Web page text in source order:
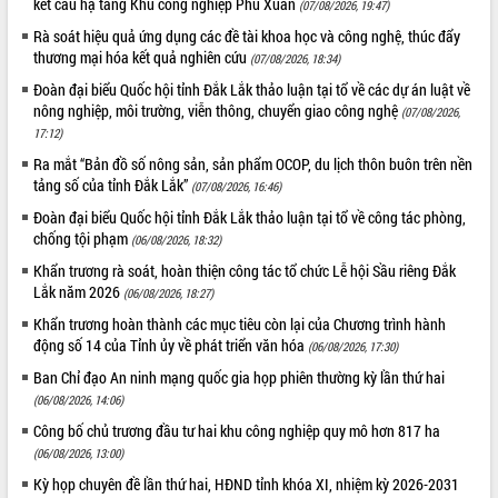
công tác cải cách thủ tục hành chính
tại Trung tâm Phục vụ hành chính
công tỉnh
Đắk Lắk: Tôn vinh 46 giải pháp tại Hội
thi Sáng tạo Kỹ thuật 2024 - 2025
Đắk Lắk rà soát, điều chỉnh Đề án 190
về phát triển nuôi trồng thủy sản
Phó Chủ tịch UBND tỉnh Đắk Lắk
Trương Công Thái kiểm tra thực địa
Dự án cao tốc Khánh Hòa - Buôn Ma
Thuột
sản sống” trong dòng chảy toàn cầu
Xây dựng nông thôn mới: Nâng cao đời
sống người dân từ những mô hình thiết
thực
Quyết liệt tháo gỡ vướng mắc, đẩy
nhanh tiến độ các dự án trọng điểm
trong Khu kinh tế Nam Phú Yên
kết cấu hạ tầng Khu công nghiệp Phú Xuân (07/08/2026, 19:47)
Rà soát hiệu quả ứng dụng các đề tài khoa học và công nghệ, thúc đẩy
thương mại hóa kết quả nghiên cứu (07/08/2026, 18:34)
Đoàn đại biểu Quốc hội tỉnh Đắk Lắk thảo luận tại tổ về các dự án luật về
nông nghiệp, môi trường, viễn thông, chuyển giao công nghệ (07/08/2026,
17:12)
Ra mắt “Bản đồ số nông sản, sản phẩm OCOP, du lịch thôn buôn trên nền
tảng số của tỉnh Đắk Lắk” (07/08/2026, 16:46)
Đoàn đại biểu Quốc hội tỉnh Đắk Lắk thảo luận tại tổ về công tác phòng,
chống tội phạm (06/08/2026, 18:32)
Khẩn trương rà soát, hoàn thiện công tác tổ chức Lễ hội Sầu riêng Đắk
Lắk năm 2026 (06/08/2026, 18:27)
Khẩn trương hoàn thành các mục tiêu còn lại của Chương trình hành
động số 14 của Tỉnh ủy về phát triển văn hóa (06/08/2026, 17:30)
Ban Chỉ đạo An ninh mạng quốc gia họp phiên thường kỳ lần thứ hai
(06/08/2026, 14:06)
Công bố chủ trương đầu tư hai khu công nghiệp quy mô hơn 817 ha
(06/08/2026, 13:00)
Kỳ họp chuyên đề lần thứ hai, HĐND tỉnh khóa XI, nhiệm kỳ 2026-2031